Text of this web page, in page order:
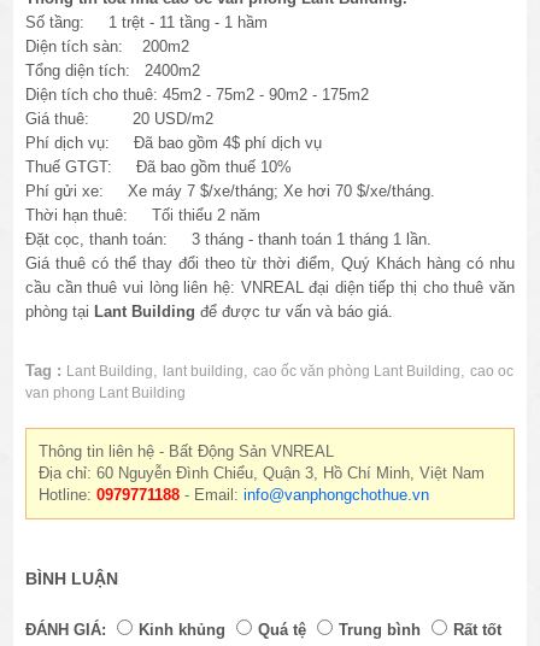
Số tầng: 1 trệt - 11 tầng - 1 hầm
Diện tích sàn: 200m2
Tổng diện tích: 2400m2
Diện tích cho thuê: 45m2 - 75m2 - 90m2 - 175m2
Giá thuê: 20 USD/m2
Phí dịch vụ: Đã bao gồm 4$ phí dịch vụ
Thuế GTGT: Đã bao gồm thuế 10%
Phí gửi xe: Xe máy 7 $/xe/tháng; Xe hơi 70 $/xe/tháng.
Thời hạn thuê: Tối thiểu 2 năm
Đặt cọc, thanh toán: 3 tháng - thanh toán 1 tháng 1 lần.
Giá thuê có thể thay đổi theo từ thời điểm, Quý Khách hàng có nhu
cầu cần thuê vui lòng liên hệ: VNREAL đại diện tiếp thị cho thuê văn
phòng tại Lant Building để được tư vấn và báo giá.
Tag : Lant Building lant building ,cao ốc văn phòng Lant Building ,cao oc
van phong Lant Building
Thông tin liên hệ - Bất Động Sản VNREAL
Địa chỉ: 60 Nguyễn Đình Chiểu, Quận 3, Hồ Chí Minh, Việt Nam
Hotline:0979771188 - Email:info@vanphongchothue.vn
BÌNH LUẬN
ĐÁNH GIÁ: Kinh khủng Quá tệ Trung bình Rất tốt